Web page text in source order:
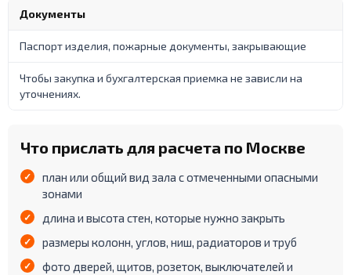
Документы
Паспорт изделия, пожарные документы, закрывающие
Чтобы закупка и бухгалтерская приемка не зависли на
уточнениях.
Что прислать для расчета по Москве
план или общий вид зала с отмеченными опасными
зонами
длина и высота стен, которые нужно закрыть
размеры колонн, углов, ниш, радиаторов и труб
фото дверей, щитов, розеток, выключателей и